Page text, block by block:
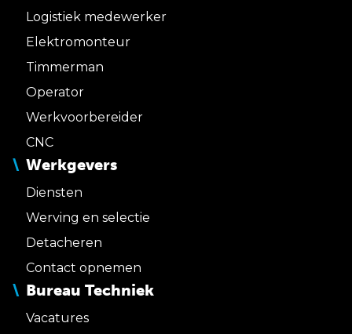
Logistiek medewerker
Elektromonteur
Timmerman
Operator
Werkvoorbereider
CNC
Werkgevers
Diensten
Werving en selectie
Detacheren
Contact opnemen
Bureau Techniek
Vacatures